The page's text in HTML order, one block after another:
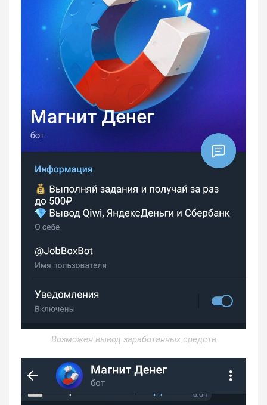
Возможен вывод заработанных средств